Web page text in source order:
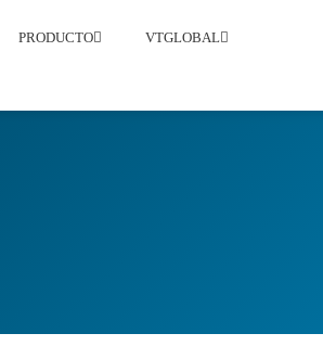
PRODUCTO VTGLOBAL